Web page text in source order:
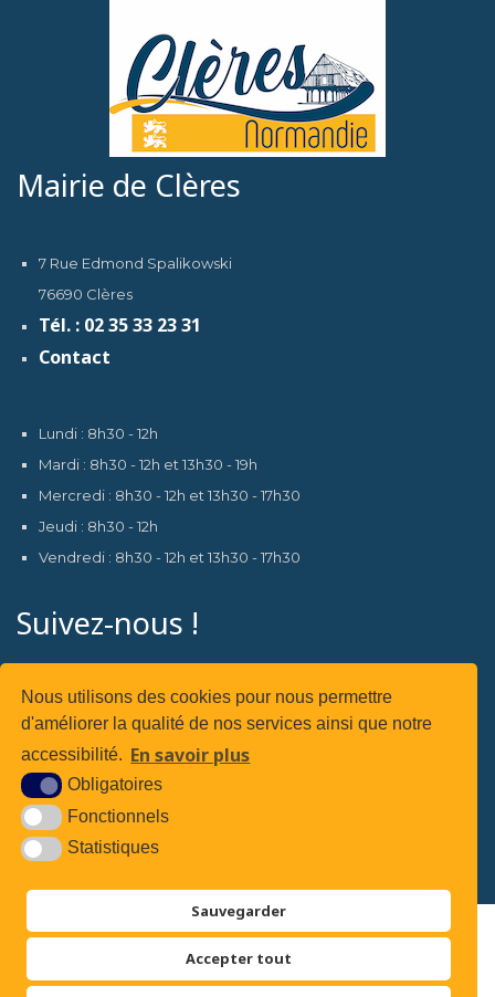
Nous utilisons des cookies pour nous permettre
d'améliorer la qualité de nos services ainsi que notre
accessibilité. En savoir plus
Obligatoires
Fonctionnels
Statistiques
Sauvegarder
Accepter tout
Mairie de Clères
7 Rue Edmond Spalikowski
76690 Clères
Tél. : 02 35 33 23 31
Contact
Lundi : 8h30 - 12h
Mardi : 8h30 - 12h et 13h30 - 19h
Mercredi : 8h30 - 12h et 13h30 - 17h30
Jeudi : 8h30 - 12h
Vendredi : 8h30 - 12h et 13h30 - 17h30
Suivez-nous !
Suivez-nous sur
Plan du site